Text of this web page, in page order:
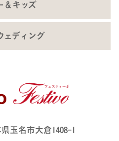
＆キッズ
ェディング
玉名市大倉1408-1